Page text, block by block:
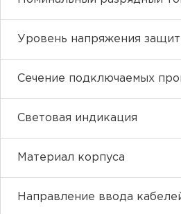
Уровень напряжения
Сечение подключаемых
Световая индикация
Материал корпуса
Направление ввода